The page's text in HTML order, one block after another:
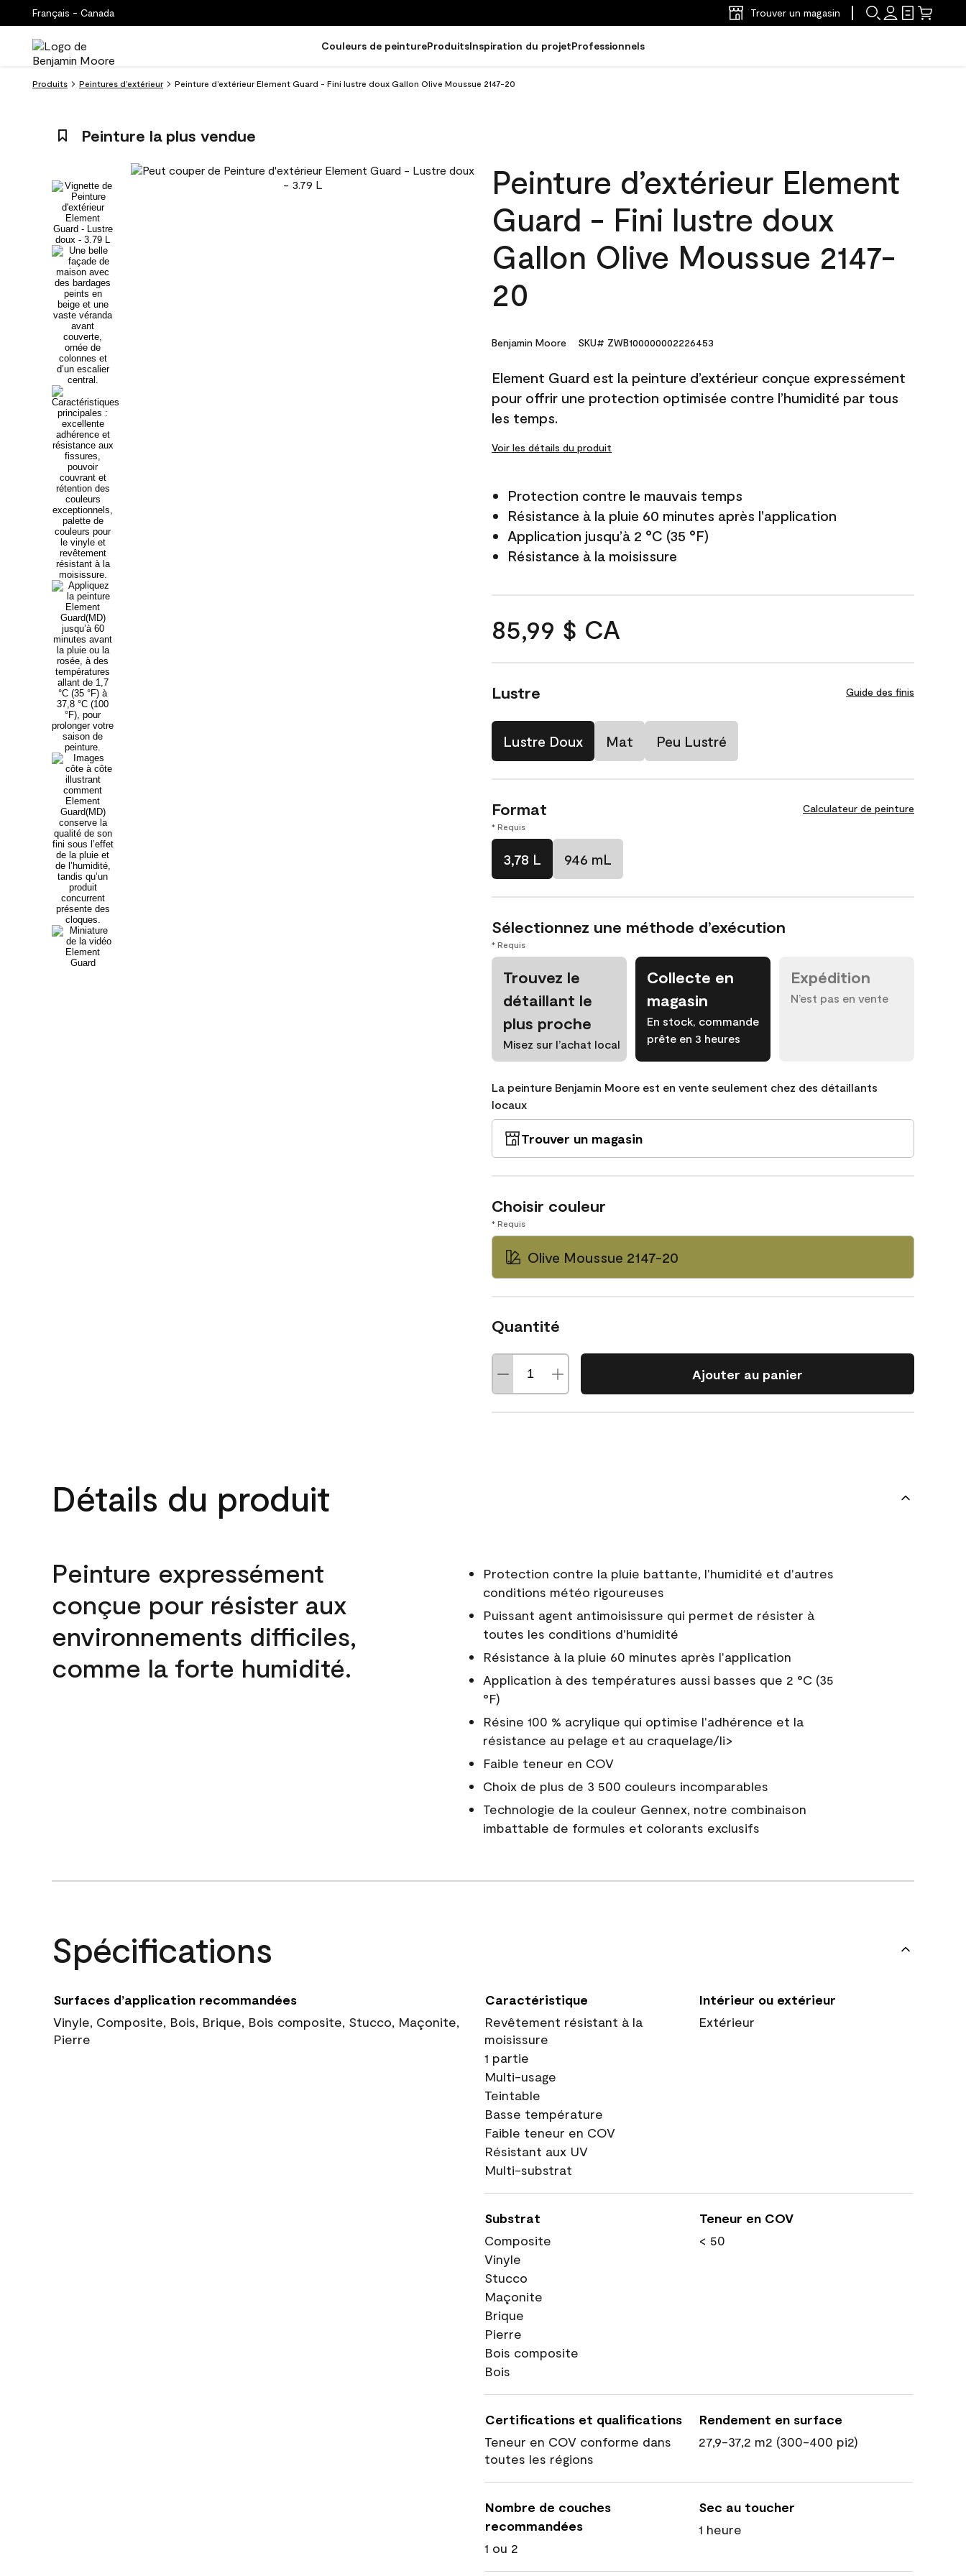
Français - Canada Trouver un magasin
Couleurs de peintureProduitsInspiration du projetProfessionnels
Produits Peintures d’extérieur Peinture d’extérieur Element Guard - Fini lustre doux Gallon Olive Moussue 2147-20
Peinture la plus vendue
Peinture d’extérieur Element
Guard - Fini lustre doux
Gallon Olive Moussue 2147-
20
Benjamin Moore SKU# ZWB100000002226453
Element Guard est la peinture d’extérieur conçue expressément
pour offrir une protection optimisée contre l’humidité par tous
les temps.
Voir les détails du produit
Protection contre le mauvais temps
Résistance à la pluie 60 minutes après l'application
Application jusqu’à 2 °C (35 °F)
Résistance à la moisissure
85,99 $ CA
Lustre Guide des finis
Lustre Doux Mat Peu Lustré
Format Calculateur de peinture
* Requis
3,78 L 946 mL
Sélectionnez une méthode d’exécution
* Requis
Trouvez le
détaillant le
plus proche
Misez sur l’achat local
Collecte en
magasin
En stock, commande
prête en 3 heures
Expédition
N’est pas en vente
La peinture Benjamin Moore est en vente seulement chez des détaillants
locaux
Trouver un magasin
Choisir couleur
* Requis
Olive Moussue 2147-20
Quantité
Ajouter au panier
Détails du produit
Peinture expressément
conçue pour résister aux
environnements difficiles,
comme la forte humidité.
Protection contre la pluie battante, l'humidité et d'autres
conditions météo rigoureuses
Puissant agent antimoisissure qui permet de résister à
toutes les conditions d'humidité
Résistance à la pluie 60 minutes après l'application
Application à des températures aussi basses que 2 °C (35
°F)
Résine 100 % acrylique qui optimise l'adhérence et la
résistance au pelage et au craquelage/li>
Faible teneur en COV
Choix de plus de 3 500 couleurs incomparables
Technologie de la couleur Gennex, notre combinaison
imbattable de formules et colorants exclusifs
Spécifications
Surfaces d’application recommandées
Vinyle, Composite, Bois, Brique, Bois composite, Stucco, Maçonite,
Pierre
Caractéristique
Revêtement résistant à la
moisissure
1 partie
Multi-usage
Teintable
Basse température
Faible teneur en COV
Résistant aux UV
Multi-substrat
Intérieur ou extérieur
Extérieur
Substrat
Composite
Vinyle
Stucco
Maçonite
Brique
Pierre
Bois composite
Bois
Teneur en COV
< 50
Certifications et qualifications
Teneur en COV conforme dans
toutes les régions
Rendement en surface
27,9-37,2 m2 (300-400 pi2)
Nombre de couches
recommandées
1 ou 2
Sec au toucher
1 heure